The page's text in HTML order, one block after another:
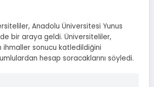
Anadolu Üniversitesi Yunus
bir araya geldi. Üniversiteliler,
ihmaller sonucu katledildiğini
hesap soracaklarını söyledi.